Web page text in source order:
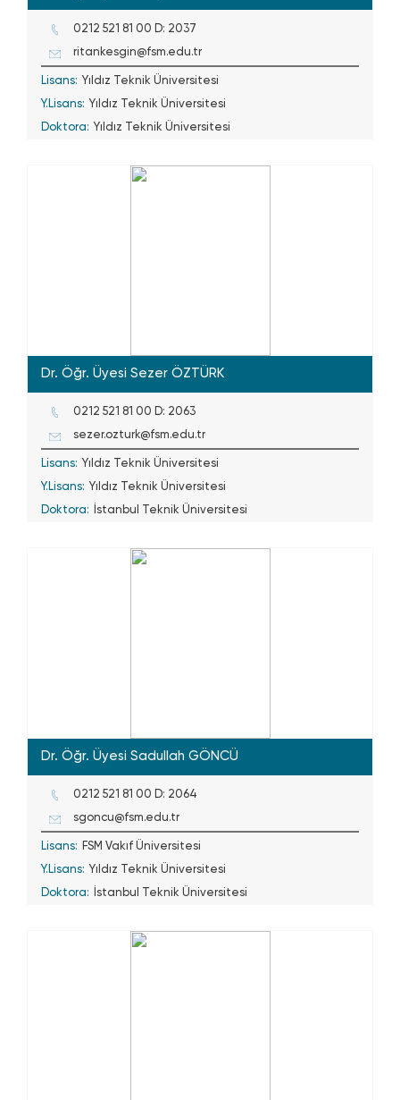
0212 521 81 00 D: 2037
ritankesgin@fsm.edu.tr
Lisans: Yıldız Teknik Üniversitesi
Y.Lisans: Yıldız Teknik Üniversitesi
Doktora: Yıldız Teknik Üniversitesi
Dr. Öğr. Üyesi Sezer ÖZTÜRK
0212 521 81 00 D: 2063
sezer.ozturk@fsm.edu.tr
Lisans: Yıldız Teknik Üniversitesi
Y.Lisans: Yıldız Teknik Üniversitesi
Doktora: İstanbul Teknik Üniversitesi
Dr. Öğr. Üyesi Sadullah GÖNCÜ
0212 521 81 00 D: 2064
sgoncu@fsm.edu.tr
Lisans: FSM Vakıf Üniversitesi
Y.Lisans: Yıldız Teknik Üniversitesi
Doktora: İstanbul Teknik Üniversitesi